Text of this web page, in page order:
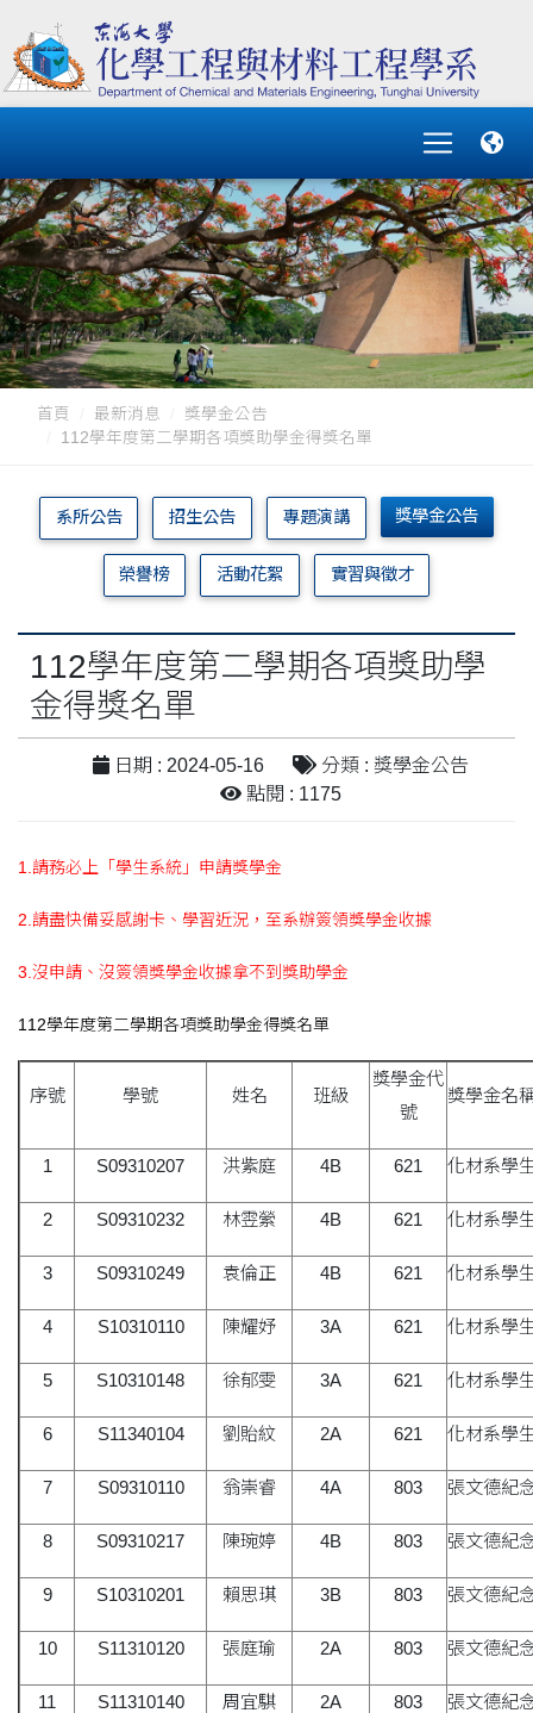
首頁 最新消息
獎學金公告
112學年度第二學期各項獎助學金得獎名單
系所公告 招生公告 專題演講 獎學金公告
榮譽榜 活動花絮 實習與徵才
112學年度第二學期各項獎助學
金得獎名單
日期 : 2024-05-16
分類 : 獎學金公告
點閱 : 1175
1.請務必上「學生系統」申請獎學金
2.請盡快備妥感謝卡、學習近況，至系辦簽領獎學金收據
3.沒申請、沒簽領獎學金收據拿不到獎助學金
112學年度第二學期各項獎助學金得獎名單
序號 學號 姓名 班級
獎學金代
號
獎學金名
1 S09310207 洪紫庭 4B 621 化材系學
2 S09310232 林雴縈 4B 621 化材系學
3 S09310249 袁倫正 4B 621 化材系學
4 S10310110 陳耀妤 3A 621 化材系學
5 S10310148 徐郁雯 3A 621 化材系學
6 S11340104 劉貽紋 2A 621 化材系學
7 S09310110 翁崇睿 4A 803 張文德紀
8 S09310217 陳琬婷 4B 803 張文德紀
9 S10310201 賴思琪 3B 803 張文德紀
10 S11310120 張庭瑜 2A 803 張文德紀
11 S11310140 周宜騏 2A 803 張文德紀